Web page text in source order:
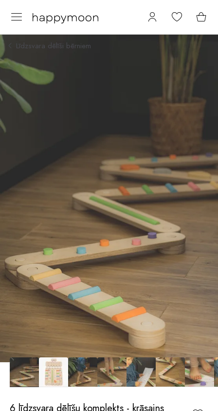
Līdzsvara dēlīši bērniem
6 līdzsvara dēlīšu komplekts - krāsains